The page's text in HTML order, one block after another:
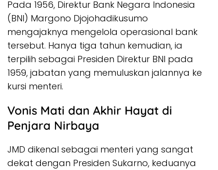
Pada 1956, Direktur Bank Negara Indonesia
(BNI) Margono Djojohadikusumo
mengajaknya mengelola operasional bank
tersebut. Hanya tiga tahun kemudian, ia
terpilih sebagai Presiden Direktur BNI pada
1959, jabatan yang memuluskan jalannya ke
kursi menteri.
Vonis Mati dan Akhir Hayat di
Penjara Nirbaya
JMD dikenal sebagai menteri yang sangat
dekat dengan Presiden Sukarno, keduanya